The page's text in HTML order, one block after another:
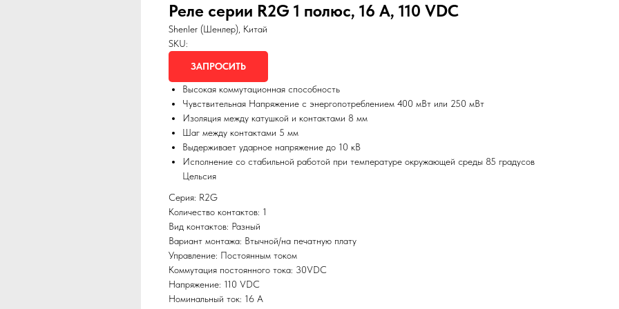
Реле серии R2G 1 полюс, 16 А, 110 VDC
Shenler (Шенлер), Китай
SKU:
ЗАПРОСИТЬ
Высокая коммутационная способность
Чувствительная Напряжение с энергопотреблением 400 мВт или 250 мВт
Изоляция между катушкой и контактами 8 мм
Шаг между контактами 5 мм
Выдерживает ударное напряжение до 10 кВ
Исполнение со стабильной работой при температуре окружающей среды 85 градусов
Цельсия
Серия: R2G
Количество контактов: 1
Вид контактов: Разный
Вариант монтажа: Втычной/на печатную плату
Управление: Постоянным током
Коммутация постоянного тока: 30VDC
Напряжение: 110 VDC
Номинальный ток: 16 А